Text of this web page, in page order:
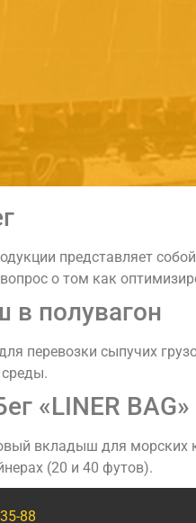
представляет
о том как
в полувагон
перевозки сыпучих
«LINER BAG»
вкладыш для морских
(20 и 40 футов).
88